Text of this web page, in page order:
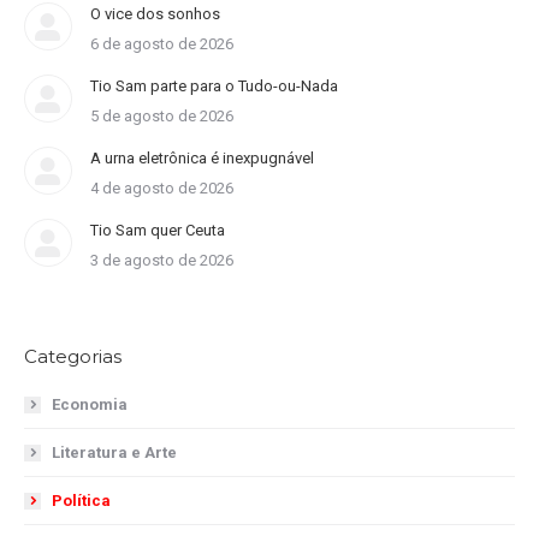
O vice dos sonhos
6 de agosto de 2026
Tio Sam parte para o Tudo-ou-Nada
5 de agosto de 2026
A urna eletrônica é inexpugnável
4 de agosto de 2026
Tio Sam quer Ceuta
3 de agosto de 2026
Categorias
Economia
Literatura e Arte
Política